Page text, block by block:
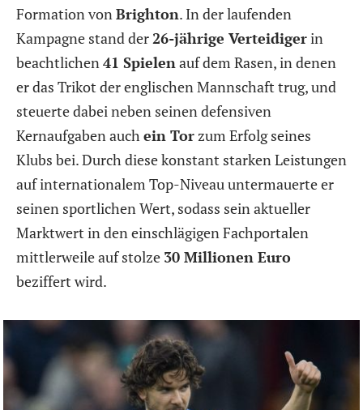
Formation von Brighton. In der laufenden
Kampagne stand der 26-jährige Verteidigerin
beachtlichen 41 Spielen auf dem Rasen, in denen
er das Trikot der englischen Mannschaft trug, und
steuerte dabei neben seinen defensiven
Kernaufgaben auch ein Tor zum Erfolg seines
Klubs bei. Durch diese konstant starken Leistungen
auf internationalem Top-Niveau untermauerte er
seinen sportlichen Wert, sodass sein aktueller
Marktwert in den einschlägigen Fachportalen
mittlerweile auf stolze 30 Millionen Euro
beziffert wird.